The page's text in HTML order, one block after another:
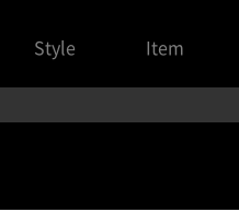
Style Item